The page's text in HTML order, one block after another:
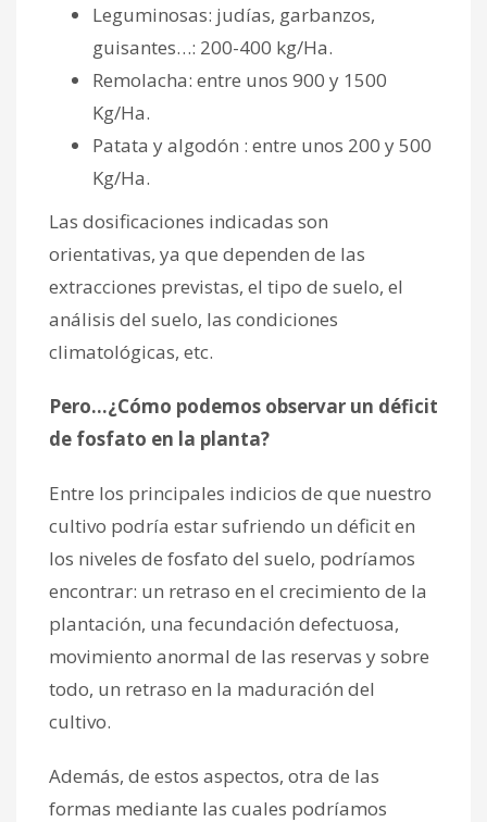
Leguminosas: judías, garbanzos,
guisantes…: 200-400 kg/Ha.
Remolacha: entre unos 900 y 1500
Kg/Ha.
Patata y algodón : entre unos 200 y 500
Kg/Ha.
Las dosificaciones indicadas son
orientativas, ya que dependen de las
extracciones previstas, el tipo de suelo, el
análisis del suelo, las condiciones
climatológicas, etc.
Pero…¿Cómo podemos observar un déficit
de fosfato en la planta?
Entre los principales indicios de que nuestro
cultivo podría estar sufriendo un déficit en
los niveles de fosfato del suelo, podríamos
encontrar: un retraso en el crecimiento de la
plantación, una fecundación defectuosa,
movimiento anormal de las reservas y sobre
todo, un retraso en la maduración del
cultivo.
Además, de estos aspectos, otra de las
formas mediante las cuales podríamos